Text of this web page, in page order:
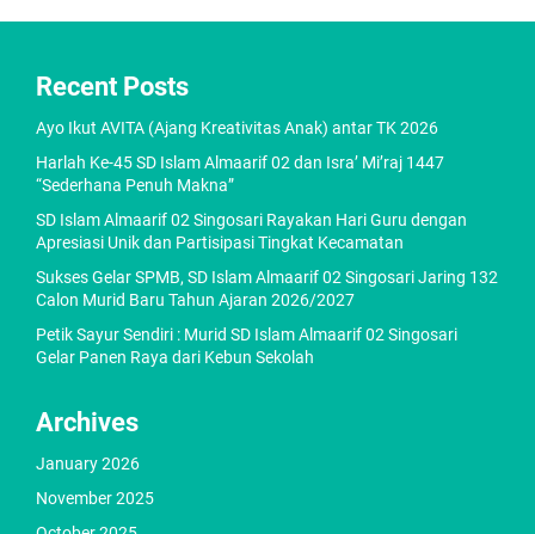
Recent Posts
Ayo Ikut AVITA (Ajang Kreativitas Anak) antar TK 2026
Harlah Ke-45 SD Islam Almaarif 02 dan Isra’ Mi’raj 1447
“Sederhana Penuh Makna”
SD Islam Almaarif 02 Singosari Rayakan Hari Guru dengan
Apresiasi Unik dan Partisipasi Tingkat Kecamatan
Sukses Gelar SPMB, SD Islam Almaarif 02 Singosari Jaring 132
Calon Murid Baru Tahun Ajaran 2026/2027
Petik Sayur Sendiri : Murid SD Islam Almaarif 02 Singosari
Gelar Panen Raya dari Kebun Sekolah
Archives
January 2026
November 2025